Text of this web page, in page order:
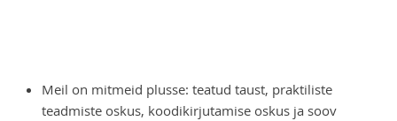
Meil on mitmeid plusse: teatud taust, praktiliste
teadmiste oskus, koodikirjutamise oskus ja soov